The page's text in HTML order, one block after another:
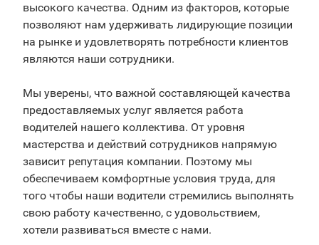
высокого качества. Одним из факторов, которые
позволяют нам удерживать лидирующие позиции
на рынке и удовлетворять потребности клиентов
являются наши сотрудники.
Мы уверены, что важной составляющей качества
предоставляемых услуг является работа
водителей нашего коллектива. От уровня
мастерства и действий сотрудников напрямую
зависит репутация компании. Поэтому мы
обеспечиваем комфортные условия труда, для
того чтобы наши водители стремились выполнять
свою работу качественно, с удовольствием,
хотели развиваться вместе с нами.